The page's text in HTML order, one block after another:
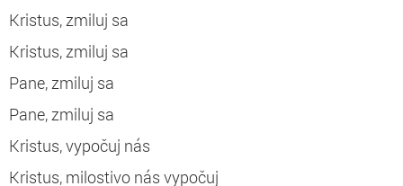
Kristus, zmiluj sa
Kristus, zmiluj sa
Pane, zmiluj sa
Pane, zmiluj sa
Kristus, vypočuj nás
Kristus, milostivo nás vypočuj